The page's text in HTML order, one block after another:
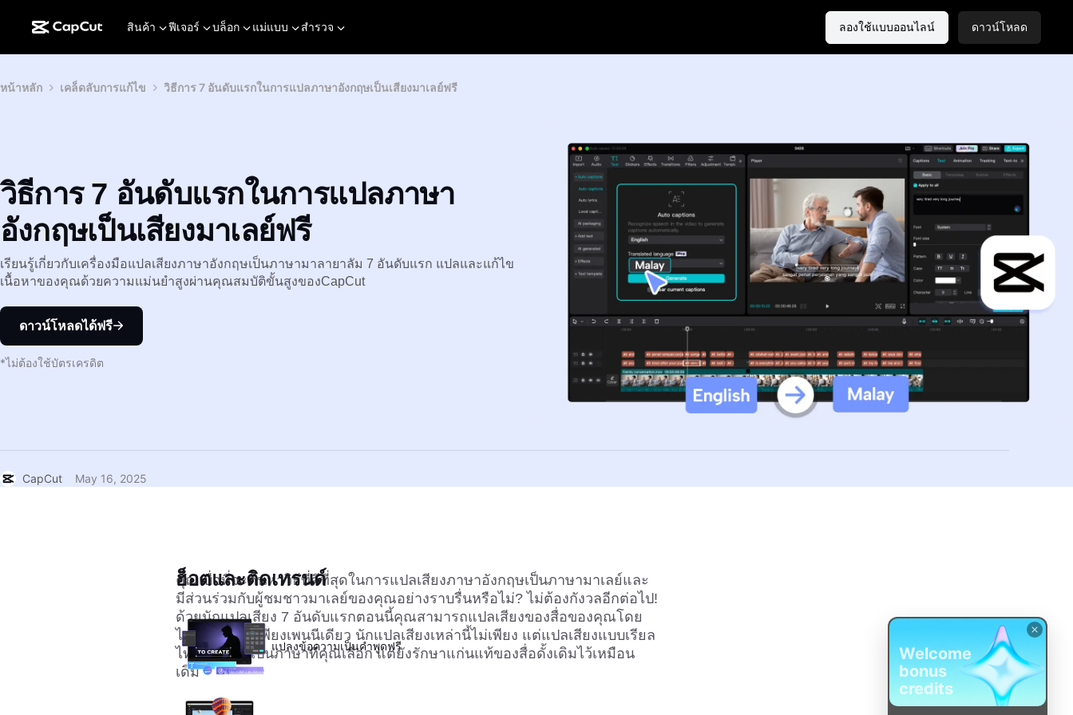
สินค้า ฟีเจอร์ บล็อก แม่แบบ สำรวจ ลองใช้แบบออนไลน์ ดาวน์โหลด
หน้าหลัก เคล็ดลับการแก้ไข วิธีการ 7 อันดับแรกในการแปลภาษาอังกฤษเป็นเสียงมาเลย์ฟรี
วิธีการ 7 อันดับแรกในการแปลภาษา
อังกฤษเป็นเสียงมาเลย์ฟรี
เรียนรู้เกี่ยวกับเครื่องมือแปลเสียงภาษาอังกฤษเป็นภาษามาลายาลัม 7 อันดับแรก แปลและแก้ไข
เนื้อหาของคุณด้วยความแม่นยำสูงผ่านคุณสมบัติขั้นสูงของCapCut
ดาวน์โหลดได้ฟรี
*ไม่ต้องใช้บัตรเครดิต
CapCut May 16, 2025
คุณเบื่อที่จะค้นหาวิธีที่ดีที่สุดในการแปลเสียงภาษาอังกฤษเป็นภาษามาเลย์และ
มีส่วนร่วมกับผู้ชมชาวมาเลย์ของคุณอย่างราบรื่นหรือไม่? ไม่ต้องกังวลอีกต่อไป!
ด้วยนักแปลเสียง 7 อันดับแรกตอนนี้คุณสามารถแปลเสียงของสื่อของคุณโดย
ไม่ต้องใช้เงินเพียงเพนนีเดียว นักแปลเสียงเหล่านี้ไม่เพียง แต่แปลเสียงแบบเรียล
ไทม์ของคุณเป็นภาษาที่คุณเลือก แต่ยังรักษาแก่นแท้ของสื่อดั้งเดิมไว้เหมือน
เดิม
ฮ็อตและติดเทรนด์
แปลงข้อความเป็นคำพูดฟรี
Welcome
bonus
credits